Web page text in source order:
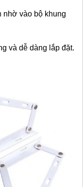
nhờ vào bộ khung
và dễ dàng lắp đặt.